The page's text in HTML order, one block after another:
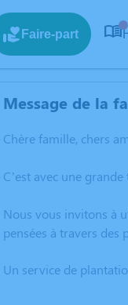
Faire-part
Message de la
Chère famille, chers
C’est avec une
Nous vous invitons à
pensées à travers des
Un service de